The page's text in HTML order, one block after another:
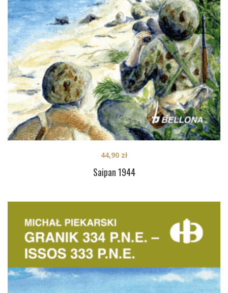
Saipan 1944
44,90 zł